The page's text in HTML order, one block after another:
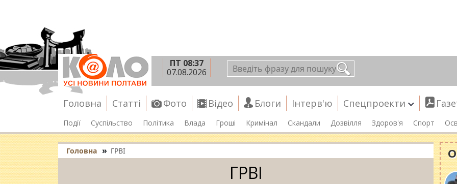
ПТ 08:37
07.08.2026
Головна Статті Фото Відео Блоги Інтерв'ю Спецпроекти
Події Суспільство Політика Влада Гроші Кримінал Скандали Дозвілля Здоров'я Спорт
Головна » ГРВІ
ГРВІ